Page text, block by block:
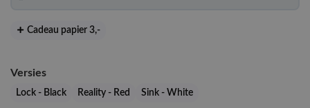
Cadeau papier 3,-
Versies
Lock - Black Reality - Red Sink - White